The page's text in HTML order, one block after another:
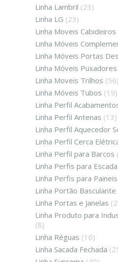
Linha Lambril (23)
Linha LG (23)
Linha Moveis Cabideiros
Linha Móveis
Linha Móveis Portas
Linha Móveis Puxadores
Linha Moveis Trilhos (56)
Linha Móveis Tubos (19)
Linha Perfil
Linha Perfil Antenas (13)
Linha Perfil Aquecedor
Linha Perfil Cerca
Linha Perfil para Barcos
Linha Perfis para Escada
Linha Perfis para Paineis
Linha Portão Basculante
Linha Portas e Janelas
Linha Produto para
(8)
Linha Réguas (16)
Linha Sacada Fechada